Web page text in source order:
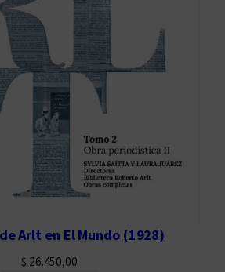
Arlt en El Mundo (1928)
$ 26.450,00